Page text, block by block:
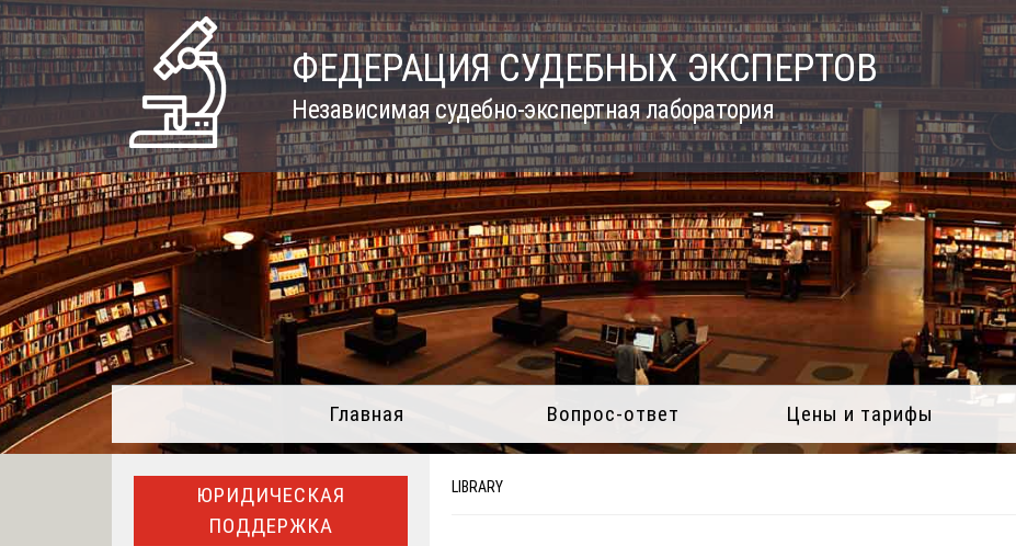
Skip
to
content
ФЕДЕРАЦИЯ СУДЕБНЫХ ЭКСПЕРТОВ
Независимая судебно-экспертная лаборатория
Главная Вопрос-ответ Цены и тарифы
LIBRARY
ЮРИДИЧЕСКАЯ
ПОДДЕРЖКА